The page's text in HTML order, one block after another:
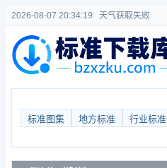
2026-08-07 20:34:19 天气获取失败
标准图集 地方标准 行业标准